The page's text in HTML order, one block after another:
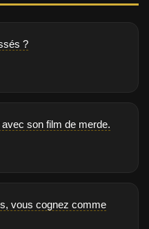
?
son film de merde.
vous cognez comme